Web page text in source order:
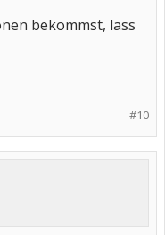
bekommst, lass
#10